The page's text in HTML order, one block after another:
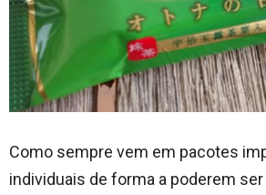
Como sempre vem em pacotes
individuais de forma a poderem